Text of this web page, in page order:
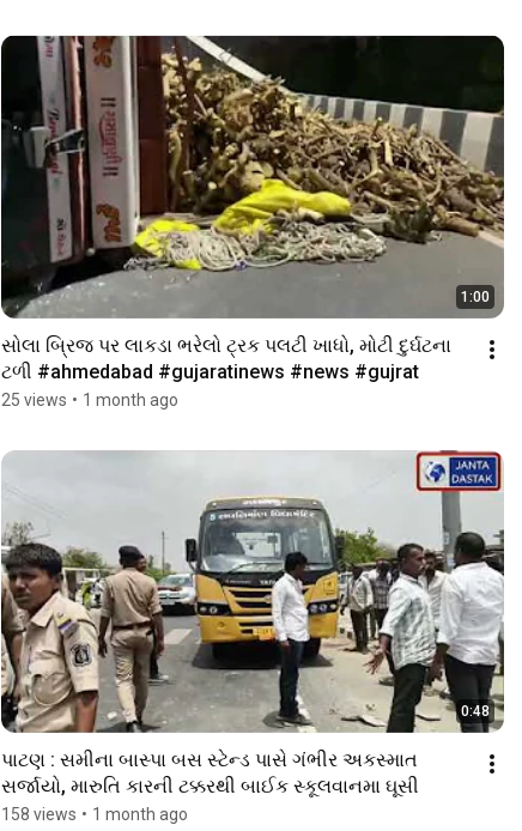
1:00
સોલા બ્રિજ પર લાકડા ભરેલો ટ્રક પલટી ખાધો, મોટી દુર્ઘટના
ટળી #ahmedabad #gujaratinews #news #gujrat
25 views • 1 month ago
0:48
પાટણ : સમીના બાસ્પા બસ સ્ટેન્ડ પાસે ગંભીર અકસ્માત
સર્જાયો, મારુતિ કારની ટક્કરથી બાઈક સ્કૂલવાનમા ઘૂસી
158 views • 1 month ago